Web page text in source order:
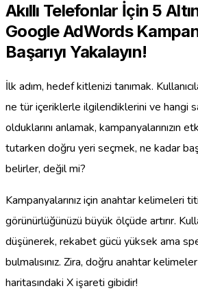
Akıllı Telefonlar İçin 5
Google AdWords
Başarıyı Yakalayın!
İlk adım, hedef kitlenizi tanımak.
ne tür içeriklerle ilgilendiklerini ve hangi
olduklarını anlamak, kampanyalarınızın
tutarken doğru yeri seçmek, ne kadar
belirler, değil mi?
Kampanyalarınız için anahtar kelimeleri
görünürlüğünüzü büyük ölçüde artırır.
düşünerek, rekabet gücü yüksek ama
bulmalısınız. Zira, doğru anahtar
haritasındaki X işareti gibidir!